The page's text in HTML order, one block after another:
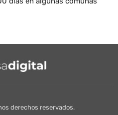
derechos reservados.